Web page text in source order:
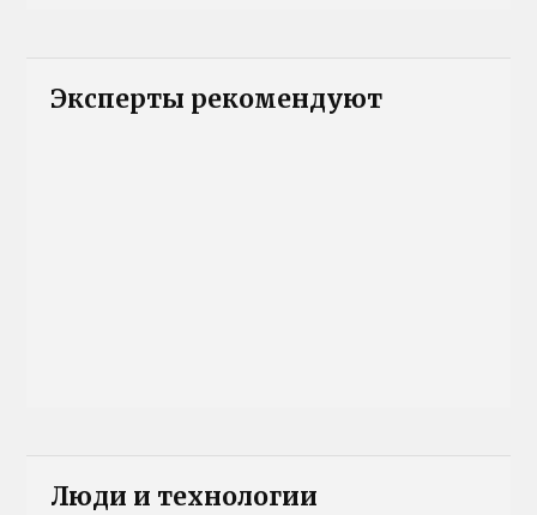
Эксперты рекомендуют
Люди и технологии